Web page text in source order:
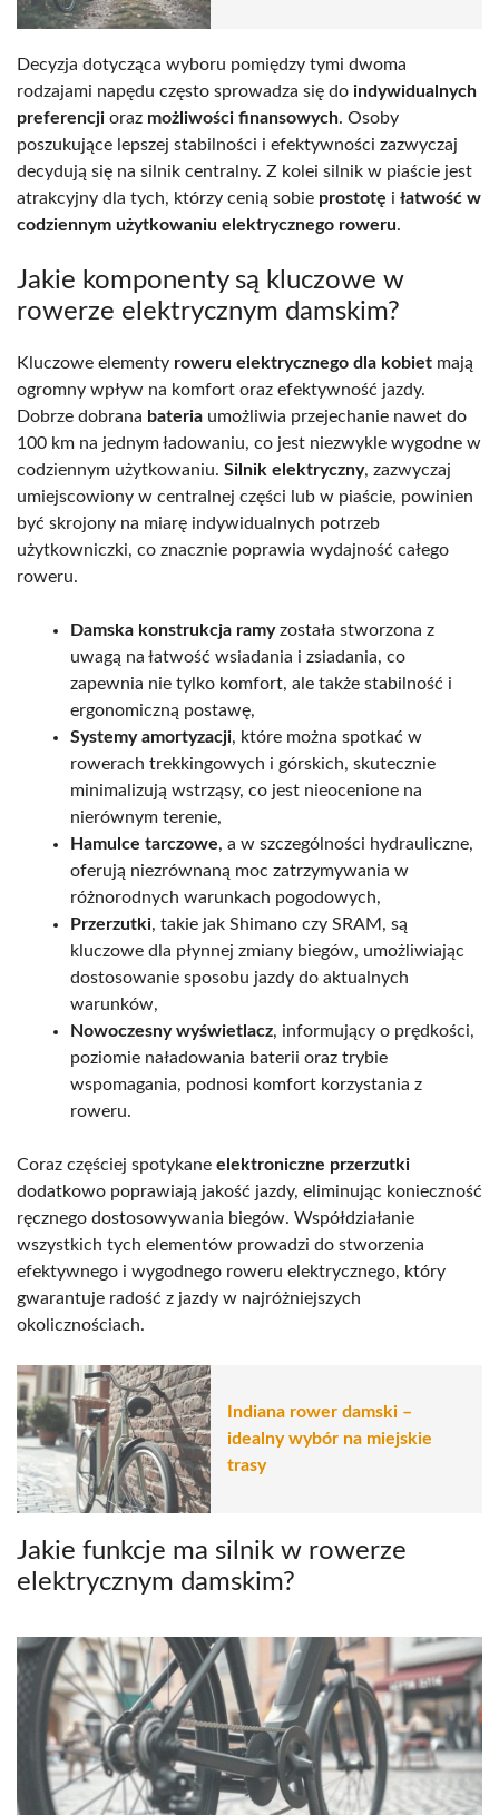
Decyzja dotycząca wyboru pomiędzy tymi dwoma
rodzajami napędu często sprowadza się do indywidualnych
preferencji oraz możliwości finansowych. Osoby
poszukujące lepszej stabilności i efektywności zazwyczaj
decydują się na silnik centralny. Z kolei silnik w piaście jest
atrakcyjny dla tych, którzy cenią sobie prostotę i łatwość w
codziennym użytkowaniu elektrycznego roweru.
Jakie komponenty są kluczowe w
rowerze elektrycznym damskim?
Kluczowe elementy roweru elektrycznego dla kobiet mają
ogromny wpływ na komfort oraz efektywność jazdy.
Dobrze dobrana bateria umożliwia przejechanie nawet do
100 km na jednym ładowaniu, co jest niezwykle wygodne w
codziennym użytkowaniu. Silnik elektryczny, zazwyczaj
umiejscowiony w centralnej części lub w piaście, powinien
być skrojony na miarę indywidualnych potrzeb
użytkowniczki, co znacznie poprawia wydajność całego
roweru.
Damska konstrukcja ramyzostała stworzona z
uwagą na łatwość wsiadania i zsiadania, co
zapewnia nie tylko komfort, ale także stabilność i
ergonomiczną postawę,
Systemy amortyzacji, które można spotkać w
rowerach trekkingowych i górskich, skutecznie
minimalizują wstrząsy, co jest nieocenione na
nierównym terenie,
Hamulce tarczowe, a w szczególności hydrauliczne,
oferują niezrównaną moc zatrzymywania w
różnorodnych warunkach pogodowych,
Przerzutki, takie jak Shimano czy SRAM, są
kluczowe dla płynnej zmiany biegów, umożliwiając
dostosowanie sposobu jazdy do aktualnych
warunków,
Nowoczesny wyświetlacz, informujący o prędkości,
poziomie naładowania baterii oraz trybie
wspomagania, podnosi komfort korzystania z
roweru.
Coraz częściej spotykane elektroniczne przerzutki
dodatkowo poprawiają jakość jazdy, eliminując konieczność
ręcznego dostosowywania biegów. Współdziałanie
wszystkich tych elementów prowadzi do stworzenia
efektywnego i wygodnego roweru elektrycznego, który
gwarantuje radość z jazdy w najróżniejszych
okolicznościach.
Indiana rower damski –
idealny wybór na miejskie
trasy
Jakie funkcje ma silnik w rowerze
elektrycznym damskim?